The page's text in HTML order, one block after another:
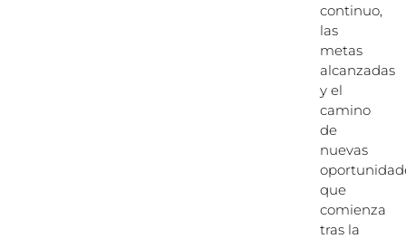
continuo,
las
metas
alcanzadas
y el
camino
de
nuevas
que
comienza
tras la